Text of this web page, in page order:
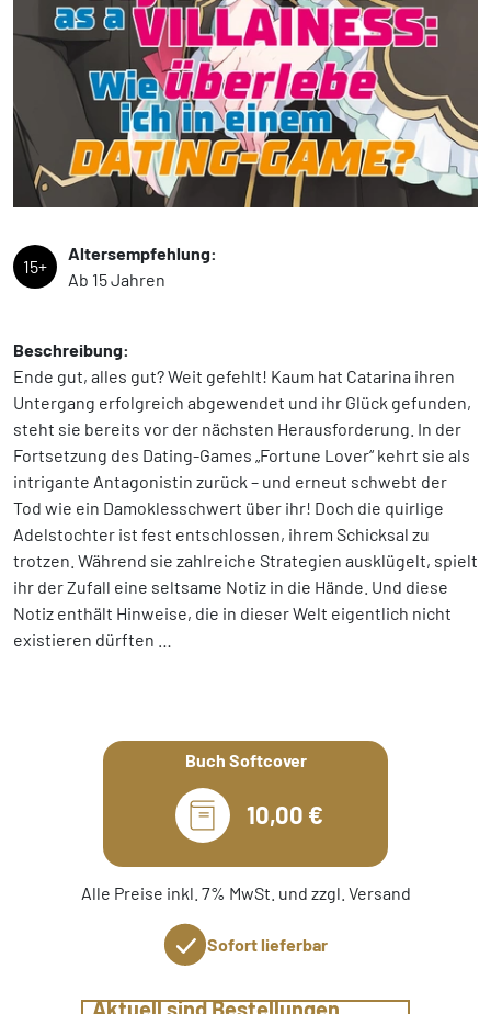
15+
Altersempfehlung:
Ab 15 Jahren
Beschreibung:
Ende gut, alles gut? Weit gefehlt! Kaum hat Catarina ihren
Untergang erfolgreich abgewendet und ihr Glück gefunden,
steht sie bereits vor der nächsten Herausforderung. In der
Fortsetzung des Dating-Games „Fortune Lover“ kehrt sie als
intrigante Antagonistin zurück – und erneut schwebt der
Tod wie ein Damoklesschwert über ihr! Doch die quirlige
Adelstochter ist fest entschlossen, ihrem Schicksal zu
trotzen. Während sie zahlreiche Strategien ausklügelt, spielt
ihr der Zufall eine seltsame Notiz in die Hände. Und diese
Notiz enthält Hinweise, die in dieser Welt eigentlich nicht
existieren dürften …
Buch Softcover
10,00 €
Alle Preise inkl. 7% MwSt. und zzgl. Versand
Sofort lieferbar
Aktuell sind Bestellungen